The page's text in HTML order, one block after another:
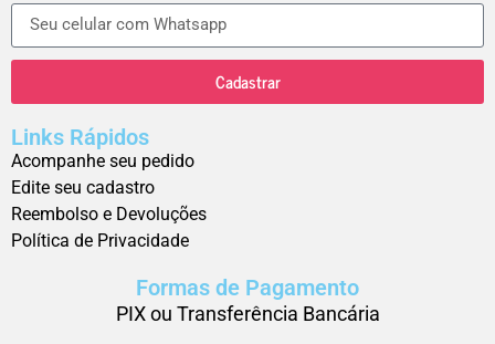
Cadastrar
Links Rápidos
Acompanhe seu pedido
Edite seu cadastro
Reembolso e Devoluções
Política de Privacidade
Formas de Pagamento
PIX ou Transferência Bancária